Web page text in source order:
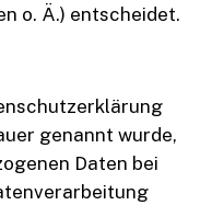
o. Ä.) entscheidet.
genannt wurde,
Daten bei